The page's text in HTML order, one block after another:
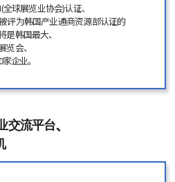
球展览业协会)认证、
评为韩国产业通商资源部认证的
韩国最大、
会、
企业。
流平台、